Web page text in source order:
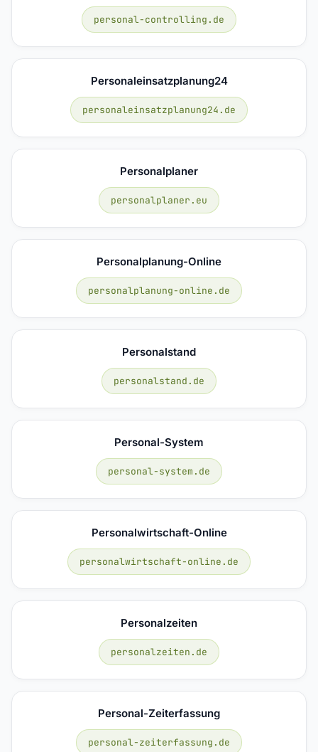
personal-controlling.de
Personaleinsatzplanung24
personaleinsatzplanung24.de
Personalplaner
personalplaner.eu
Personalplanung-Online
personalplanung-online.de
Personalstand
personalstand.de
Personal-System
personal-system.de
Personalwirtschaft-Online
personalwirtschaft-online.de
Personalzeiten
personalzeiten.de
Personal-Zeiterfassung
personal-zeiterfassung.de